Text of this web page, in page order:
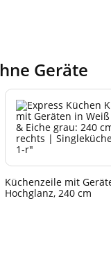
Geräte
Küchenzeile mit
Hochglanz, 240 cm